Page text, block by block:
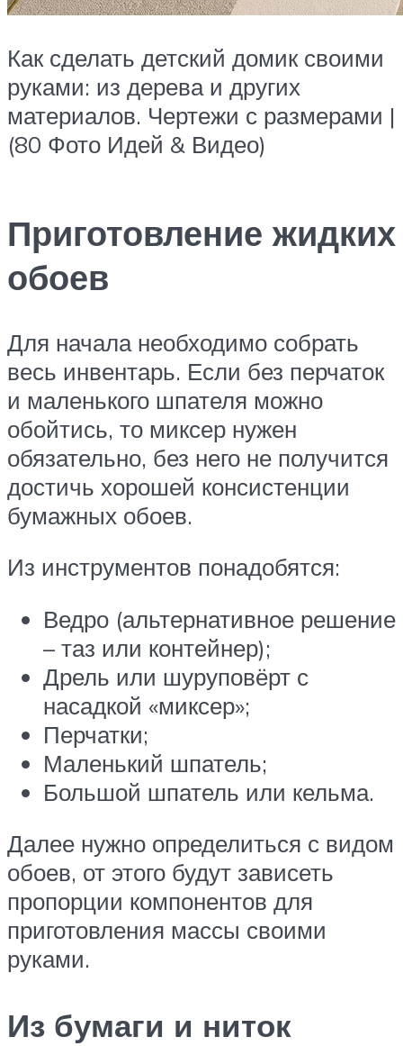
Как сделать детский домик своими
руками: из дерева и других
материалов. Чертежи с размерами |
(80 Фото Идей & Видео)
Приготовление жидких
обоев
Для начала необходимо собрать
весь инвентарь. Если без перчаток
и маленького шпателя можно
обойтись, то миксер нужен
обязательно, без него не получится
достичь хорошей консистенции
бумажных обоев.
Из инструментов понадобятся:
Ведро (альтернативное решение
– таз или контейнер);
Дрель или шуруповёрт с
насадкой «миксер»;
Перчатки;
Маленький шпатель;
Большой шпатель или кельма.
Далее нужно определиться с видом
обоев, от этого будут зависеть
пропорции компонентов для
приготовления массы своими
руками.
Из бумаги и ниток